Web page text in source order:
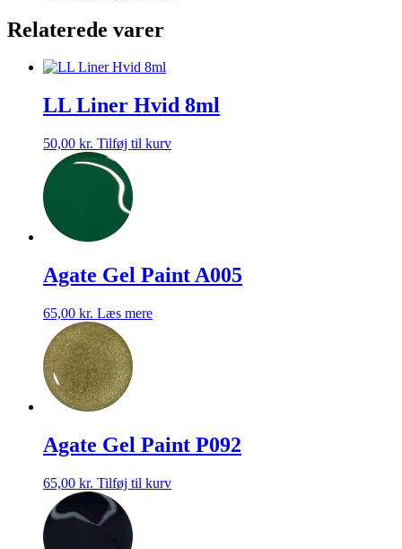
Relaterede varer
LL Liner Hvid 8ml
50,00 kr. Tilføj til kurv
Agate Gel Paint A005
65,00 kr. Læs mere
Agate Gel Paint P092
65,00 kr. Tilføj til kurv